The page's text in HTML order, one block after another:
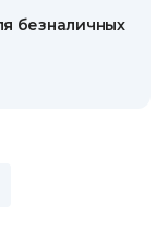
безналичных